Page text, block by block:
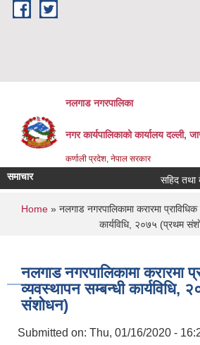
Skip to main content
नलगाड नगरपालिका
नगर कार्यपालिकाको कार्यालय दल्ली,
कर्णाली प्रदेश, नेपाल सरकार
समाचार सहिद तथा
You are here
Home » नलगाड नगरपालिकामा करारमा प्राविधिक
कार्यविधि, २०७५ (प्रथम
नलगाड नगरपालिकामा करारमा
व्यवस्थापन सम्बन्धी कार्यविधि,
संशाेधन)
Submitted on: Thu, 01/16/2020 -